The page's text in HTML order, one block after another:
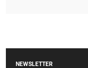
NEWSLETTER